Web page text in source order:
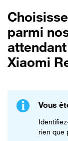
parmi
Xiaomi
Vous
rien que